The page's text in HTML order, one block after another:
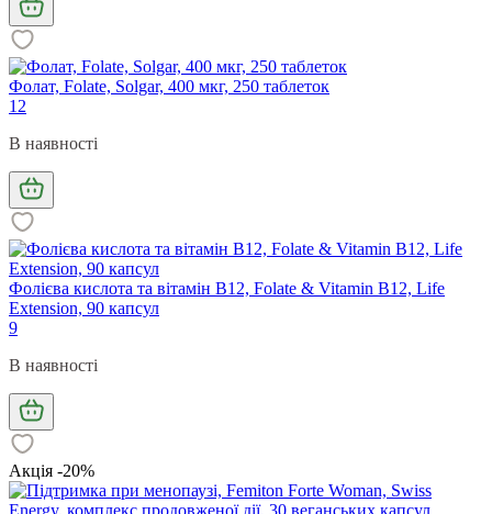
Фолат, Folate, Solgar, 400 мкг, 250 таблеток
12
В наявності
Фолієва кислота та вітамін В12, Folate & Vitamin B12, Life
Extension, 90 капсул
9
В наявності
Акція -20%